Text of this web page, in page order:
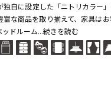
自に設定した「ニトリカラー
な商品を取り揃えて、家具は
ドルーム...続きを読む